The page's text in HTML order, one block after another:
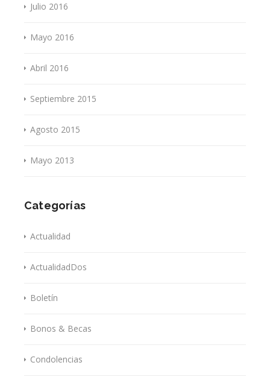
Julio 2016
Mayo 2016
Abril 2016
Septiembre 2015
Agosto 2015
Mayo 2013
Categorías
Actualidad
ActualidadDos
Boletín
Bonos & Becas
Condolencias